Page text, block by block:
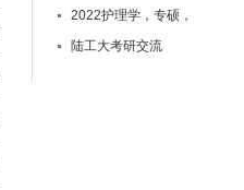
2022护理学，专硕，
陆工大考研交流